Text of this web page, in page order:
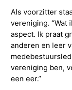
Als voorzitter
vereniging. “Wat
aspect. Ik praat
anderen en leer
vereniging ben,
een eer.”